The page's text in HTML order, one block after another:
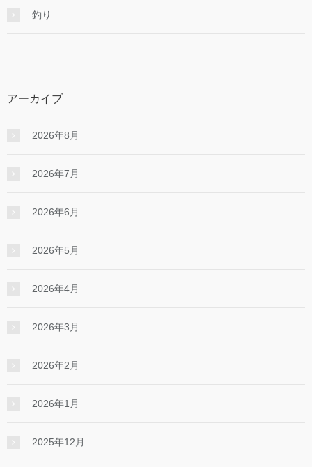
釣り
アーカイブ
2026年8月
2026年7月
2026年6月
2026年5月
2026年4月
2026年3月
2026年2月
2026年1月
2025年12月